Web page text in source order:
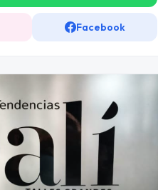
Facebook